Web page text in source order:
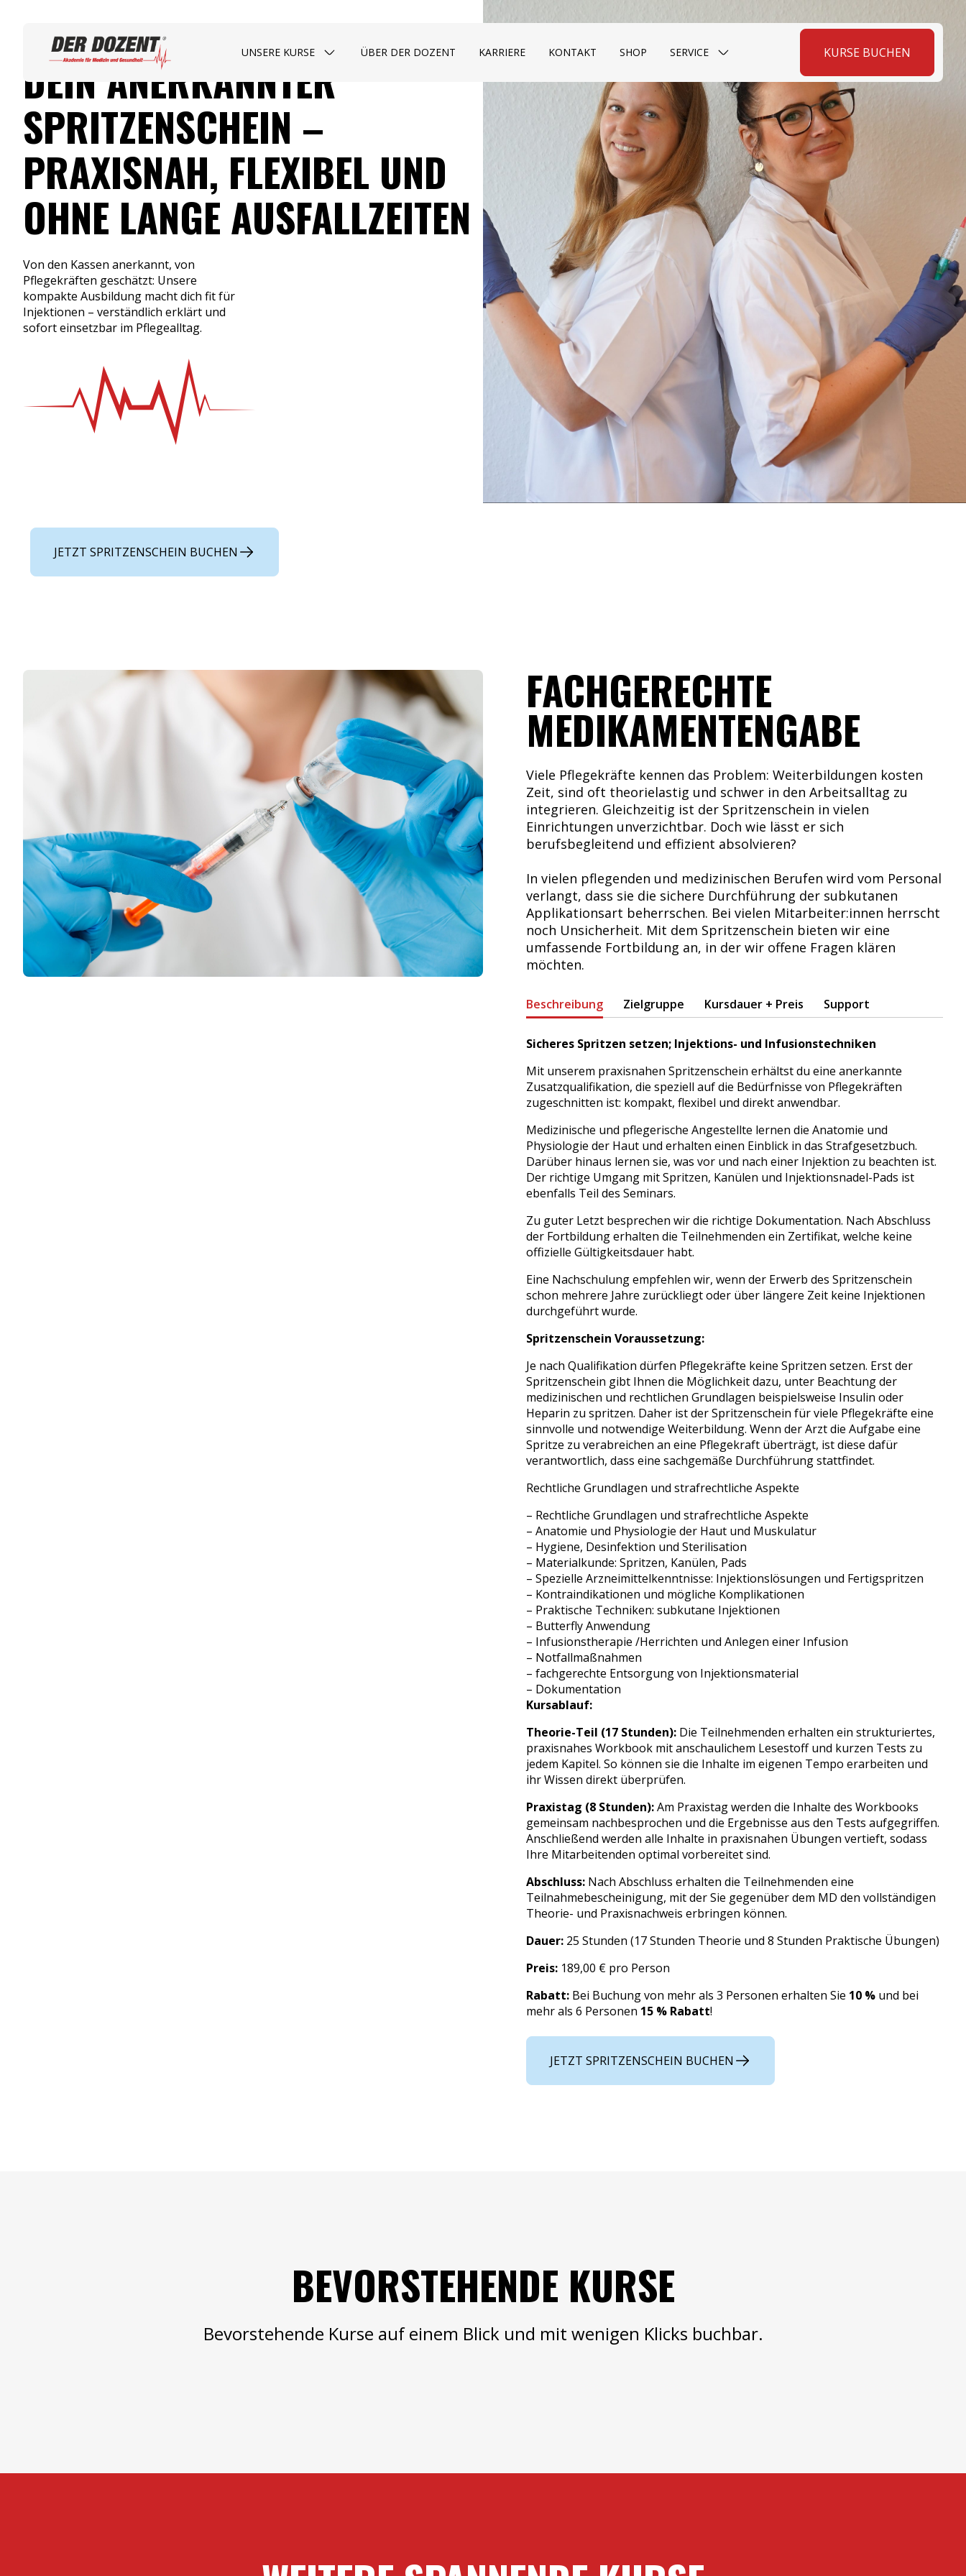
UNSERE KURSE ÜBER DER DOZENT KARRIERE KONTAKT SHOP SERVICE KURSE BUCHEN
DEIN ANERKANNTER
SPRITZENSCHEIN –
PRAXISNAH, FLEXIBEL UND
OHNE LANGE AUSFALLZEITEN
Von den Kassen anerkannt, von
Pflegekräften geschätzt: Unsere
kompakte Ausbildung macht dich fit für
Injektionen – verständlich erklärt und
sofort einsetzbar im Pflegealltag.
JETZT SPRITZENSCHEIN BUCHEN
FACHGERECHTE
MEDIKAMENTENGABE
Viele Pflegekräfte kennen das Problem: Weiterbildungen kosten
Zeit, sind oft theorielastig und schwer in den Arbeitsalltag zu
integrieren. Gleichzeitig ist der Spritzenschein in vielen
Einrichtungen unverzichtbar. Doch wie lässt er sich
berufsbegleitend und effizient absolvieren?
In vielen pflegenden und medizinischen Berufen wird vom Personal
verlangt, dass sie die sichere Durchführung der subkutanen
Applikationsart beherrschen. Bei vielen Mitarbeiter:innen herrscht
noch Unsicherheit. Mit dem Spritzenschein bieten wir eine
umfassende Fortbildung an, in der wir offene Fragen klären
möchten.
Beschreibung Zielgruppe Kursdauer + Preis Support
Sicheres Spritzen setzen; Injektions- und Infusionstechniken
Mit unserem praxisnahen Spritzenschein erhältst du eine anerkannte
Zusatzqualifikation, die speziell auf die Bedürfnisse von Pflegekräften
zugeschnitten ist: kompakt, flexibel und direkt anwendbar.
Medizinische und pflegerische Angestellte lernen die Anatomie und
Physiologie der Haut und erhalten einen Einblick in das Strafgesetzbuch.
Darüber hinaus lernen sie, was vor und nach einer Injektion zu beachten ist.
Der richtige Umgang mit Spritzen, Kanülen und Injektionsnadel-Pads ist
ebenfalls Teil des Seminars.
Zu guter Letzt besprechen wir die richtige Dokumentation. Nach Abschluss
der Fortbildung erhalten die Teilnehmenden ein Zertifikat, welche keine
offizielle Gültigkeitsdauer habt.
Eine Nachschulung empfehlen wir, wenn der Erwerb des Spritzenschein
schon mehrere Jahre zurückliegt oder über längere Zeit keine Injektionen
durchgeführt wurde.
Spritzenschein Voraussetzung:
Je nach Qualifikation dürfen Pflegekräfte keine Spritzen setzen. Erst der
Spritzenschein gibt Ihnen die Möglichkeit dazu, unter Beachtung der
medizinischen und rechtlichen Grundlagen beispielsweise Insulin oder
Heparin zu spritzen. Daher ist der Spritzenschein für viele Pflegekräfte eine
sinnvolle und notwendige Weiterbildung. Wenn der Arzt die Aufgabe eine
Spritze zu verabreichen an eine Pflegekraft überträgt, ist diese dafür
verantwortlich, dass eine sachgemäße Durchführung stattfindet.
Rechtliche Grundlagen und strafrechtliche Aspekte
– Rechtliche Grundlagen und strafrechtliche Aspekte
– Anatomie und Physiologie der Haut und Muskulatur
– Hygiene, Desinfektion und Sterilisation
– Materialkunde: Spritzen, Kanülen, Pads
– Spezielle Arzneimittelkenntnisse: Injektionslösungen und Fertigspritzen
– Kontraindikationen und mögliche Komplikationen
– Praktische Techniken: subkutane Injektionen
– Butterfly Anwendung
– Infusionstherapie /Herrichten und Anlegen einer Infusion
– Notfallmaßnahmen
– fachgerechte Entsorgung von Injektionsmaterial
– Dokumentation
Kursablauf:
Theorie-Teil (17 Stunden): Die Teilnehmenden erhalten ein strukturiertes,
praxisnahes Workbook mit anschaulichem Lesestoff und kurzen Tests zu
jedem Kapitel. So können sie die Inhalte im eigenen Tempo erarbeiten und
ihr Wissen direkt überprüfen.
Praxistag (8 Stunden):Am Praxistag werden die Inhalte des Workbooks
gemeinsam nachbesprochen und die Ergebnisse aus den Tests aufgegriffen.
Anschließend werden alle Inhalte in praxisnahen Übungen vertieft, sodass
Ihre Mitarbeitenden optimal vorbereitet sind.
Abschluss: Nach Abschluss erhalten die Teilnehmenden eine
Teilnahmebescheinigung, mit der Sie gegenüber dem MD den vollständigen
Theorie- und Praxisnachweis erbringen können.
Dauer: 25 Stunden (17 Stunden Theorie und 8 Stunden Praktische Übungen)
Preis: 189,00 € pro Person
Rabatt: Bei Buchung von mehr als 3 Personen erhalten Sie 10 % und bei
mehr als 6 Personen 15 % Rabatt!
JETZT SPRITZENSCHEIN BUCHEN
BEVORSTEHENDE KURSE
Bevorstehende Kurse auf einem Blick und mit wenigen Klicks buchbar.